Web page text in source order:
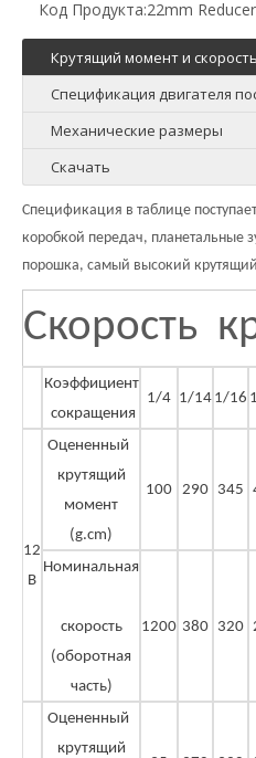
Код Продукта:22mm
Крутящий момент и
Спецификация двигателя
Механические размеры
Скачать
Спецификация в таблице
коробкой передач, планетальные
порошка, самый высокий крутящий
Скорость
Коэффициент
сокращения
1/4 1/14 1/16
12
В
Оцененный
крутящий
момент
(g.cm)
100 290 345
Номинальная
скорость
(оборотная
часть)
1200 380 320
Оцененный
крутящий